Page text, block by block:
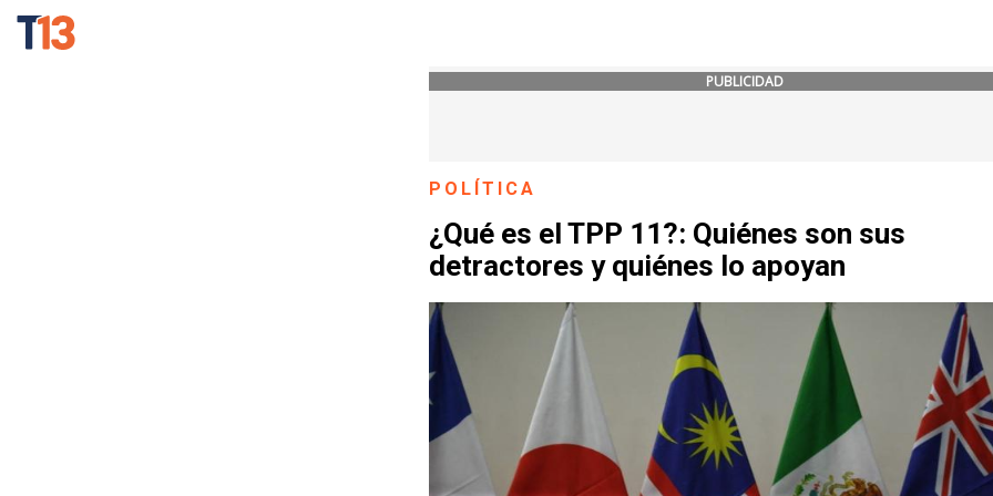
PUBLICIDAD
POLÍTICA
¿Qué es el TPP 11?: Quiénes son sus
detractores y quiénes lo apoyan